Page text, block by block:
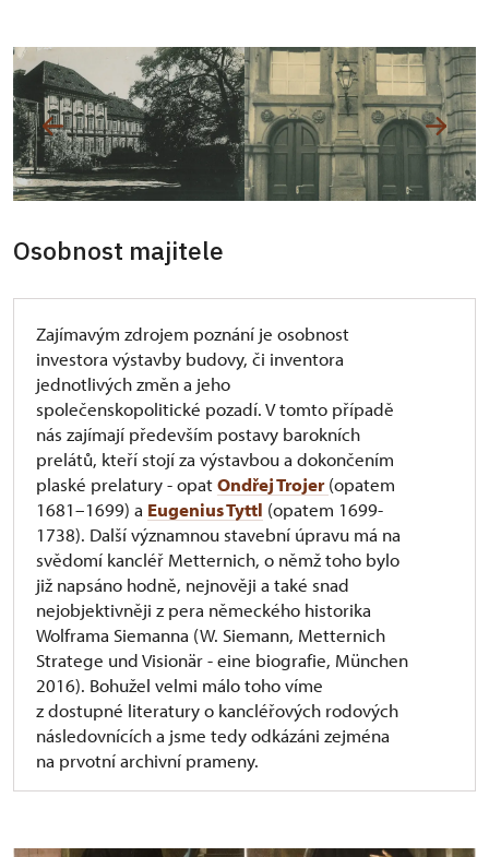
Osobnost majitele
Zajímavým zdrojem poznání je osobnost
investora výstavby budovy, či inventora
jednotlivých změn a jeho
společenskopolitické pozadí. V tomto případě
nás zajímají především postavy barokních
prelátů, kteří stojí za výstavbou a dokončením
plaské prelatury - opatOndřej Trojer (opatem
1681–1699) a Eugenius Tyttl (opatem 1699-
1738). Další významnou stavební úpravu má na
svědomí kancléř Metternich, o němž toho bylo
již napsáno hodně, nejnověji a také snad
nejobjektivněji z pera německého historika
Wolframa Siemanna (W. Siemann, Metternich
Stratege und Visionär - eine biografie, München
2016). Bohužel velmi málo toho víme
z dostupné literatury o kancléřových rodových
následovnících a jsme tedy odkázáni zejména
na prvotní archivní prameny.